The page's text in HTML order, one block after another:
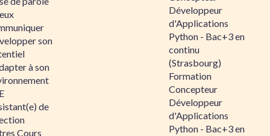
son
à son
de
Cours
Développeur
d'Applications
Python - Bac+3 en
continu
(Strasbourg)
Formation
Concepteur
Développeur
d'Applications
Python - Bac+3 en